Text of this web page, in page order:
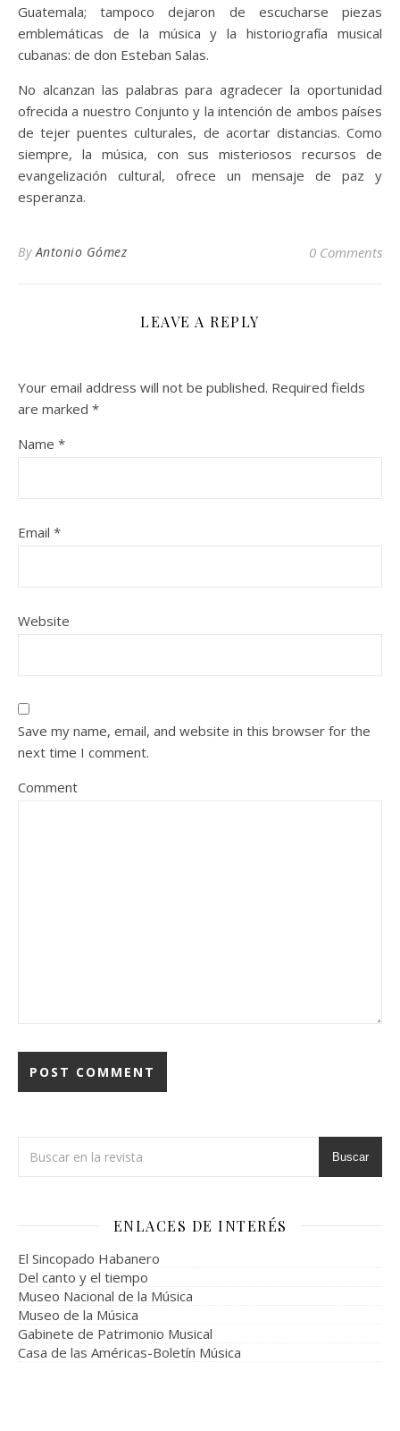
Guatemala; tampoco dejaron de escucharse piezas
emblemáticas de la música y la historiografía musical
cubanas: de don Esteban Salas.
No alcanzan las palabras para agradecer la oportunidad
ofrecida a nuestro Conjunto y la intención de ambos países
de tejer puentes culturales, de acortar distancias. Como
siempre, la música, con sus misteriosos recursos de
evangelización cultural, ofrece un mensaje de paz y
esperanza.
By Antonio Gómez 0 Comments
LEAVE A REPLY
Your email address will not be published. Required fields
are marked *
Name *
Email *
Website
Save my name, email, and website in this browser for the
next time I comment.
Comment
Buscar
ENLACES DE INTERÉS
El Sincopado Habanero
Del canto y el tiempo
Museo Nacional de la Música
Museo de la Música
Gabinete de Patrimonio Musical
Casa de las Américas-Boletín Música